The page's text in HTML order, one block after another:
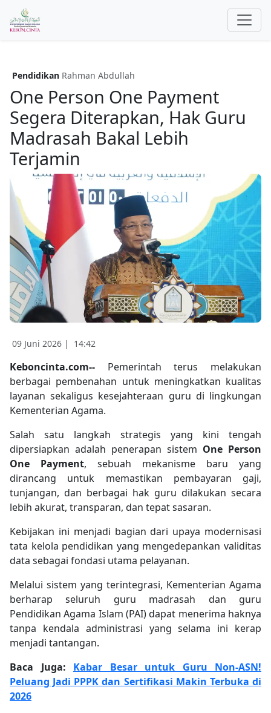
Pendidikan Rahman Abdullah
One Person One Payment
Segera Diterapkan, Hak Guru
Madrasah Bakal Lebih
Terjamin
09 Juni 2026 | 14:42
Keboncinta.com-- Pemerintah terus melakukan
berbagai pembenahan untuk meningkatkan kualitas
layanan sekaligus kesejahteraan guru di lingkungan
Kementerian Agama.
Salah satu langkah strategis yang kini tengah
dipersiapkan adalah penerapan sistem One Person
One Payment, sebuah mekanisme baru yang
dirancang untuk memastikan pembayaran gaji,
tunjangan, dan berbagai hak guru dilakukan secara
lebih akurat, transparan, dan tepat sasaran.
Kebijakan ini menjadi bagian dari upaya modernisasi
tata kelola pendidikan yang mengedepankan validitas
data sebagai fondasi utama pelayanan.
Melalui sistem yang terintegrasi, Kementerian Agama
berharap seluruh guru madrasah dan guru
Pendidikan Agama Islam (PAI) dapat menerima haknya
tanpa kendala administrasi yang selama ini kerap
menjadi tantangan.
Baca Juga: Kabar Besar untuk Guru Non-ASN!
Peluang Jadi PPPK dan Sertifikasi Makin Terbuka di
2026